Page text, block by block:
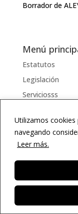
Utilizamos cookies
navegando
Leer más.
Borrador de
Menú
Estatutos
Legislación
Serviciosss
Enlaces
Diccionario